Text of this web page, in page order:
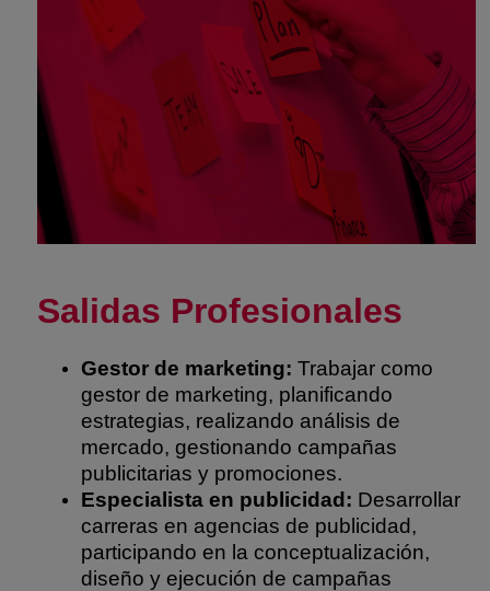
Salidas Profesionales
Gestor de marketing: Trabajar como
gestor de marketing, planificando
estrategias, realizando análisis de
mercado, gestionando campañas
publicitarias y promociones.
Especialista en publicidad: Desarrollar
carreras en agencias de publicidad,
participando en la conceptualización,
diseño y ejecución de campañas